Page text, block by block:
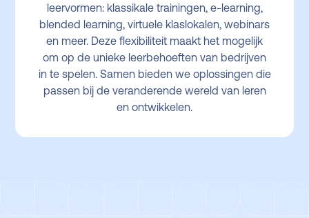
leervormen: klassikale trainingen, e-learning,
blended learning, virtuele klaslokalen, webinars
en meer. Deze flexibiliteit maakt het mogelijk
om op de unieke leerbehoeften van bedrijven
in te spelen. Samen bieden we oplossingen die
passen bij de veranderende wereld van leren
en ontwikkelen.